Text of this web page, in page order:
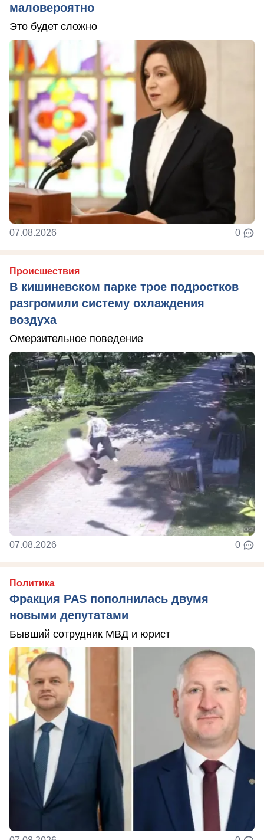
маловероятно
Это будет сложно
07.08.2026 0
Происшествия
В кишиневском парке трое подростков
разгромили систему охлаждения
воздуха
Омерзительное поведение
07.08.2026 0
Политика
Фракция PAS пополнилась двумя
новыми депутатами
Бывший сотрудник МВД и юрист